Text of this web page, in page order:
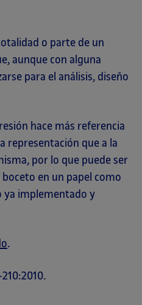
o parte de un
aunque con alguna
para el análisis, diseño
hace más referencia
representación que a la
por lo que puede ser
en un papel como
ya implementado y
.